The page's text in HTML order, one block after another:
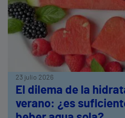
23 julio 2026
El dilema de la
verano: ¿es